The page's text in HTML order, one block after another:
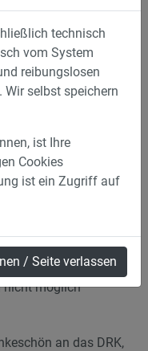
Kugel Eis zu
Vormittag zu Ende
überbrückt
und Müsliriegel
zwischen den
und
wie den helfenden
nicht möglich
an das DRK,
technisch
vom System
reibungslosen
Wir selbst speichern
ist Ihre
Cookies
ist ein Zugriff auf
/ Seite verlassen